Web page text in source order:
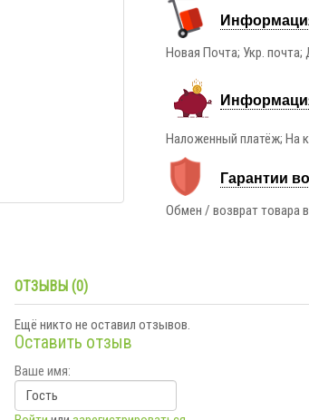
Новая Почта; Укр.
Наложенный платёж; На
Гарантии
Обмен / возврат товара
ОТЗЫВЫ (0)
Ещё никто не оставил отзывов.
Оставить отзыв
Ваше имя: